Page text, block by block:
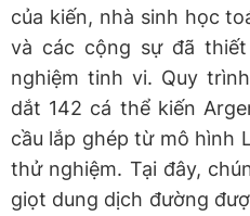
của kiến, nhà sinh học
và các cộng sự đã
nghiệm tinh vi. Quy
dắt 142 cá thể kiến
cầu lắp ghép từ mô hình
thử nghiệm. Tại đây,
giọt dung dịch đường